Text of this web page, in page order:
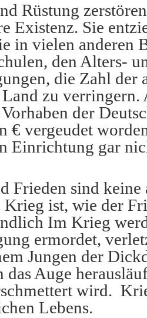
Rüstung
Existenz. Sie
in vielen anderen
den Alters-
die Zahl der
Land zu
der
€ vergeudet
Einrichtung gar
Frieden sind keine
ist, wie der
Im Krieg
ermordet,
Jungen der
das Auge
wird.
Lebens.